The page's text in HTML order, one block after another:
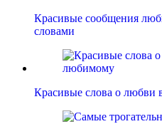
Красивые сообщения
словами
Красивые слова о любви